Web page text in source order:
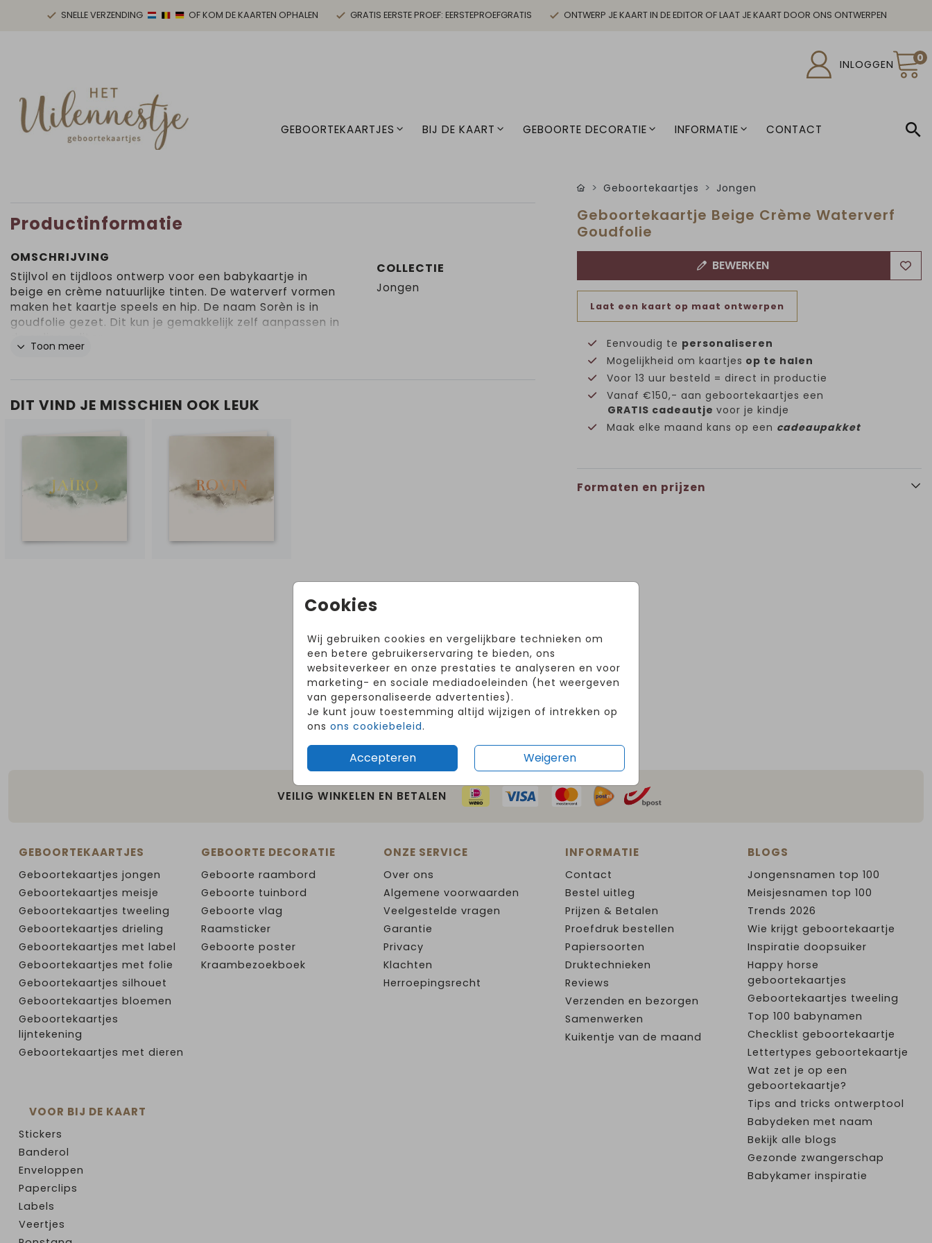
SNELLE VERZENDING OF KOM DE KAARTEN OPHALEN GRATIS EERSTE PROEF: EERSTEPROEFGRATIS ONTWERP JE KAART IN DE EDITOR OF LAAT JE KAART DOOR ONS ONTWERPEN
INLOGGEN 0
GEBOORTEKAARTJES BIJ DE KAART GEBOORTE DECORATIE INFORMATIE CONTACT
Cookies
Wij gebruiken cookies en vergelijkbare technieken om
een betere gebruikerservaring te bieden, ons
websiteverkeer en onze prestaties te analyseren en voor
marketing- en sociale mediadoeleinden (het weergeven
van gepersonaliseerde advertenties).
Je kunt jouw toestemming altijd wijzigen of intrekken op
ons ons cookiebeleid.
Accepteren Weigeren
Productinformatie
OMSCHRIJVING
Stijlvol en tijdloos ontwerp voor een babykaartje in
beige en crème natuurlijke tinten. De waterverf vormen
maken het kaartje speels en hip. De naam Sorèn is in
goudfolie gezet. Dit kun je gemakkelijk zelf aanpassen in
Toon meer
COLLECTIE
Jongen
DIT VIND JE MISSCHIEN OOK LEUK
Geboortekaartjes Jongen
Geboortekaartje Beige Crème Waterverf
Goudfolie
BEWERKEN
Laat een kaart op maat ontwerpen
Eenvoudig te personaliseren
Mogelijkheid om kaartjes op te halen
Voor 13 uur besteld = direct in productie
Vanaf €150,- aan geboortekaartjes een
GRATIS cadeautje voor je kindje
Maak elke maand kans op een cadeaupakket
Formaten en prijzen
Volg ons op Instagram!
@hetuilennestjegeboortekaartjes
VEILIG WINKELEN EN BETALEN
GEBOORTEKAARTJES
Geboortekaartjes jongen
Geboortekaartjes meisje
Geboortekaartjes tweeling
Geboortekaartjes drieling
Geboortekaartjes met label
Geboortekaartjes met folie
Geboortekaartjes silhouet
Geboortekaartjes bloemen
Geboortekaartjes
lijntekening
Geboortekaartjes met dieren
VOOR BIJ DE KAART
Stickers
Banderol
Enveloppen
Paperclips
Labels
Veertjes
GEBOORTE DECORATIE
Geboorte raambord
Geboorte tuinbord
Geboorte vlag
Raamsticker
Geboorte poster
Kraambezoekboek
ONZE SERVICE
Over ons
Algemene voorwaarden
Veelgestelde vragen
Garantie
Privacy
Klachten
Herroepingsrecht
INFORMATIE
Contact
Bestel uitleg
Prijzen & Betalen
Proefdruk bestellen
Papiersoorten
Druktechnieken
Reviews
Verzenden en bezorgen
Samenwerken
Kuikentje van de maand
BLOGS
Jongensnamen top 100
Meisjesnamen top 100
Trends 2026
Wie krijgt geboortekaartje
Inspiratie doopsuiker
Happy horse
geboortekaartjes
Geboortekaartjes tweeling
Top 100 babynamen
Checklist geboortekaartje
Lettertypes geboortekaartje
Wat zet je op een
geboortekaartje?
Tips and tricks ontwerptool
Babydeken met naam
Bekijk alle blogs
Gezonde zwangerschap
Babykamer inspiratie